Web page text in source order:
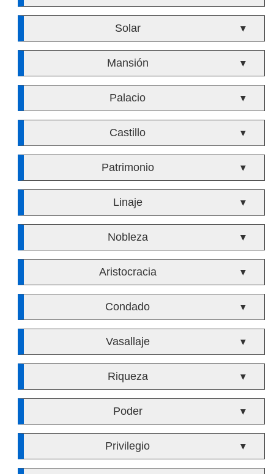
Solar ▼
Mansión ▼
Palacio ▼
Castillo ▼
Patrimonio ▼
Linaje ▼
Nobleza ▼
Aristocracia ▼
Condado ▼
Vasallaje ▼
Riqueza ▼
Poder ▼
Privilegio ▼